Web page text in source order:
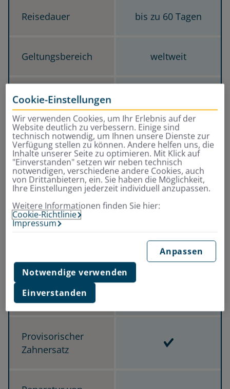
Rei­se­dau­er bis zu 60 Tagen
Gel­tungs­be­reich weltweit
Kos­ten für am­bu­
lan­te und sta­tio­
nä­re Heil­be­hand­
lung
Inbegriffen
Inbegriffen
Inbegriffen
Ärzt­lich ver­ord­ne­
te Arz­nei-, Ver­
band-, Heil­mit­tel
Inbegriffen
Inbegriffen
Inbegriffen
Inbegriffen
Schmerz­stil­len­de
Zahn­be­hand­lung
Inbegriffen
Inbegriffen
Pro­vi­so­ri­scher
Zahn­er­satz
Inbegriffen
Cookie-Einstellungen
Wir verwenden Cookies, um Ihr Erlebnis auf der
Website deutlich zu verbessern. Einige sind
technisch notwendig, um Ihnen unsere Dienste zur
Verfügung stellen zu können. Andere helfen uns, die
Inhalte unserer Seite zu optimieren. Mit Klick auf
"Einverstanden" setzen wir neben technisch
notwendigen, verschiedene andere Cookies, auch
von Drittanbietern, ein. Sie haben die Möglichkeit,
Ihre Einstellungen jederzeit individuell anzupassen.
Weitere Informationen finden Sie hier:
Cookie-Richtlinie
Impressum
Anpassen
Notwendige verwenden
Einverstanden